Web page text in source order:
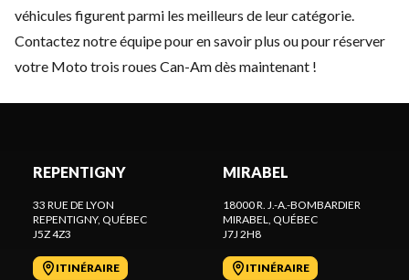
véhicules figurent parmi les meilleurs de leur catégorie.
Contactez notre équipepour en savoir plus ou pour réserver
votre Moto trois roues Can-Am dès maintenant !
REPENTIGNY
33 RUE DE LYON
REPENTIGNY, QUÉBEC
J5Z 4Z3
ITINÉRAIRE
MIRABEL
18000 R. J.-A.-BOMBARDIER
MIRABEL
, QUÉBEC
J7J 2H8
ITINÉRAIRE